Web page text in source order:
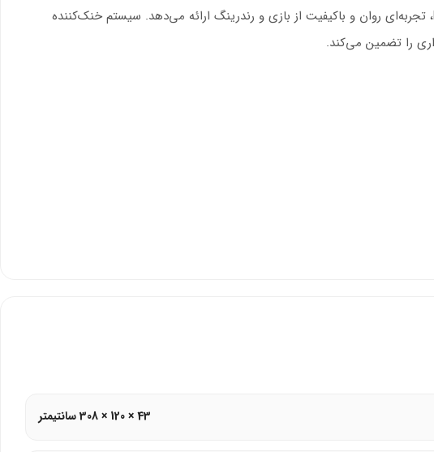
قدرتمند RTX 4070 Ti SUPER، حافظه 16 گیگابایت GDDR6X و فناوری‌های پیشرفته‌ای مانند DLSS 3 و NVIDIA Reflex، تجربه‌ای روان و باکیفیت از بازی و رندرینگ ارائه می‌دهد. سیستم خنک‌کننده
43 × 120 × 308 سانتیمتر